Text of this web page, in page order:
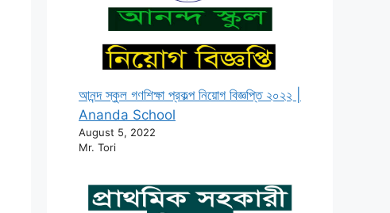
আনন্দ স্কুল গণশিক্ষা প্রকল্প নিয়োগ বিজ্ঞপ্তি ২০২২ |
Ananda School
August 5, 2022
Mr. Tori